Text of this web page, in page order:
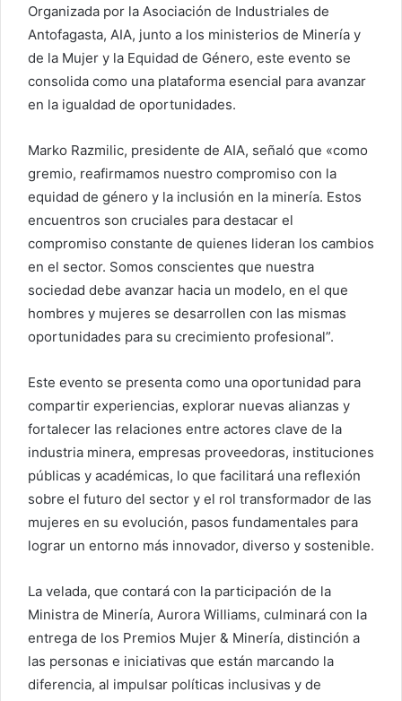
Organizada por la Asociación de Industriales de
Antofagasta, AIA, junto a los ministerios de Minería y
de la Mujer y la Equidad de Género, este evento se
consolida como una plataforma esencial para avanzar
en la igualdad de oportunidades.
Marko Razmilic, presidente de AIA, señaló que «como
gremio, reafirmamos nuestro compromiso con la
equidad de género y la inclusión en la minería. Estos
encuentros son cruciales para destacar el
compromiso constante de quienes lideran los cambios
en el sector. Somos conscientes que nuestra
sociedad debe avanzar hacia un modelo, en el que
hombres y mujeres se desarrollen con las mismas
oportunidades para su crecimiento profesional”.
Este evento se presenta como una oportunidad para
compartir experiencias, explorar nuevas alianzas y
fortalecer las relaciones entre actores clave de la
industria minera, empresas proveedoras, instituciones
públicas y académicas, lo que facilitará una reflexión
sobre el futuro del sector y el rol transformador de las
mujeres en su evolución, pasos fundamentales para
lograr un entorno más innovador, diverso y sostenible.
La velada, que contará con la participación de la
Ministra de Minería, Aurora Williams, culminará con la
entrega de los Premios Mujer & Minería, distinción a
las personas e iniciativas que están marcando la
diferencia, al impulsar políticas inclusivas y de